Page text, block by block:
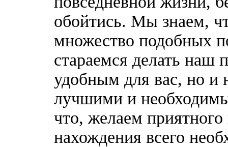
обойтись. Мы знаем,
множество подобных
стараемся делать наш
удобным для вас, но и
лучшими и
что, желаем
нахождения всего